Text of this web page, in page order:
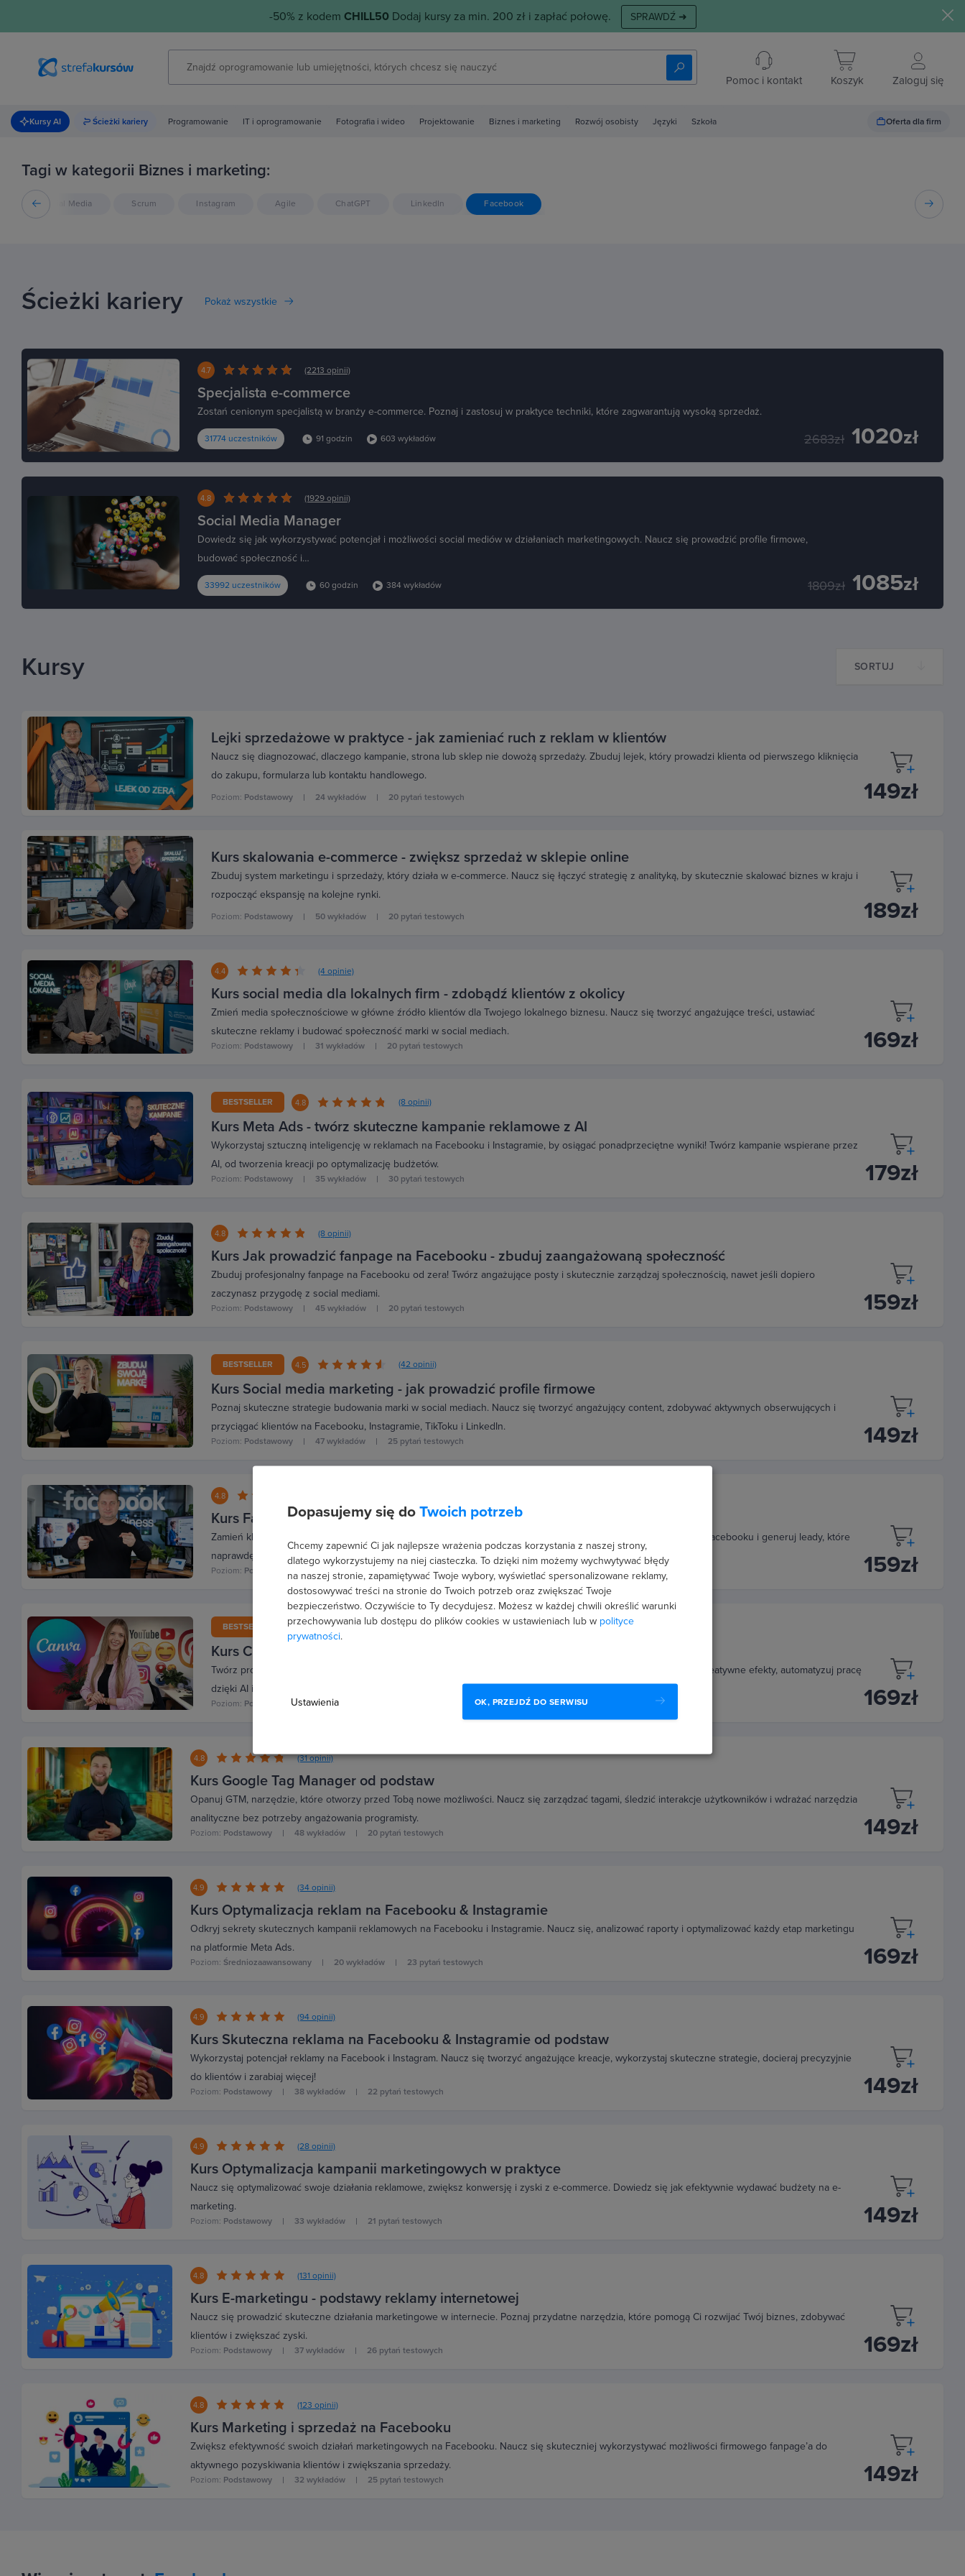
-50% z kodem CHILL50Dodaj kursy za min. 200 zł i zapłać połowę. SPRAWDŹ ➜
Pomoc i kontakt Koszyk Zaloguj się
Kursy AI Ścieżki kariery Programowanie IT i oprogramowanie Fotografia i wideo Projektowanie Biznes i marketing Rozwój osobisty Języki Szkoła Oferta dla firm
Tagi w kategorii Biznes i marketing:
Social Media Scrum Instagram Agile ChatGPT LinkedIn Facebook
Ścieżki kariery Pokaż wszystkie
4.7 (2213 opinii)
Specjalista e-commerce
Zostań cenionym specjalistą w branży e-commerce. Poznaj i zastosuj w praktyce techniki, które zagwarantują wysoką sprzedaż.
31774 uczestników 91 godzin 603 wykładów 2683zł 1020zł
4.8 (1929 opinii)
Social Media Manager
Dowiedz się jak wykorzystywać potencjał i możliwości social mediów w działaniach marketingowych. Naucz się prowadzić profile firmowe,
budować społeczność i…
33992 uczestników 60 godzin 384 wykładów 1809zł 1085zł
Kursy SORTUJ
Lejki sprzedażowe w praktyce - jak zamieniać ruch z reklam w klientów
Naucz się diagnozować, dlaczego kampanie, strona lub sklep nie dowożą sprzedaży. Zbuduj lejek, który prowadzi klienta od pierwszego kliknięcia
do zakupu, formularza lub kontaktu handlowego.
Poziom: Podstawowy 24 wykładów 20 pytań testowych 149zł
Kurs skalowania e-commerce - zwiększ sprzedaż w sklepie online
Zbuduj system marketingu i sprzedaży, który działa w e-commerce. Naucz się łączyć strategię z analityką, by skutecznie skalować biznes w kraju i
rozpocząć ekspansję na kolejne rynki.
Poziom: Podstawowy 50 wykładów 20 pytań testowych 189zł
4.4 (4 opinie)
Kurs social media dla lokalnych firm - zdobądź klientów z okolicy
Zmień media społecznościowe w główne źródło klientów dla Twojego lokalnego biznesu. Naucz się tworzyć angażujące treści, ustawiać
skuteczne reklamy i budować społeczność marki w social mediach.
Poziom: Podstawowy 31 wykładów 20 pytań testowych 169zł
BESTSELLER 4.8 (8 opinii)
Kurs Meta Ads - twórz skuteczne kampanie reklamowe z AI
Wykorzystaj sztuczną inteligencję w reklamach na Facebooku i Instagramie, by osiągać ponadprzeciętne wyniki! Twórz kampanie wspierane przez
AI, od tworzenia kreacji po optymalizację budżetów.
Poziom: Podstawowy 35 wykładów 30 pytań testowych 179zł
4.8 (8 opinii)
Kurs Jak prowadzić fanpage na Facebooku - zbuduj zaangażowaną społeczność
Zbuduj profesjonalny fanpage na Facebooku od zera! Twórz angażujące posty i skutecznie zarządzaj społecznością, nawet jeśli dopiero
zaczynasz przygodę z social mediami.
Poziom: Podstawowy 45 wykładów 20 pytań testowych 159zł
BESTSELLER 4.5 (42 opinii)
Kurs Social media marketing - jak prowadzić profile firmowe
Poznaj skuteczne strategie budowania marki w social mediach. Naucz się tworzyć angażujący content, zdobywać aktywnych obserwujących i
przyciągać klientów na Facebooku, Instagramie, TikToku i LinkedIn.
Poziom: Podstawowy 47 wykładów 25 pytań testowych 149zł
4.8
Kurs Facebook Lead Ads - jak generować jakościowe leady
Zamień kliknięcia w realnych klientów! Naucz się tworzyć skuteczne kampanie z formularzami kontaktowymi na Facebooku i generuj leady, które
naprawdę konwertują.
Poziom: Podstawowy 21 wykładów 28 pytań testowych 159zł
BESTSELLER 4.9 (47 opinii)
Kurs Canva - tworzenie grafik do social mediów
Twórz profesjonalne grafiki na social media w kilka minut bez pomocy grafika! Naucz się obsługi Canvy, stosuj kreatywne efekty, automatyzuj pracę
dzięki AI i projektuj grafiki na dowolne sociale!
Poziom: Podstawowy 36 wykładów 169zł
4.8 (31 opinii)
Kurs Google Tag Manager od podstaw
Opanuj GTM, narzędzie, które otworzy przed Tobą nowe możliwości. Naucz się zarządzać tagami, śledzić interakcje użytkowników i wdrażać narzędzia
analityczne bez potrzeby angażowania programisty.
Poziom: Podstawowy 48 wykładów 20 pytań testowych 149zł
4.9 (34 opinii)
Kurs Optymalizacja reklam na Facebooku & Instagramie
Odkryj sekrety skutecznych kampanii reklamowych na Facebooku i Instagramie. Naucz się, analizować raporty i optymalizować każdy etap marketingu
na platformie Meta Ads.
Poziom: Średniozaawansowany 20 wykładów 23 pytań testowych 169zł
4.9 (94 opinii)
Kurs Skuteczna reklama na Facebooku & Instagramie od podstaw
Wykorzystaj potencjał reklamy na Facebook i Instagram. Naucz się tworzyć angażujące kreacje, wykorzystaj skuteczne strategie, docieraj precyzyjnie
do klientów i zarabiaj więcej!
Poziom: Podstawowy 38 wykładów 22 pytań testowych 149zł
4.9 (28 opinii)
Kurs Optymalizacja kampanii marketingowych w praktyce
Naucz się optymalizować swoje działania reklamowe, zwiększ konwersję i zyski z e-commerce. Dowiedz się jak efektywnie wydawać budżety na e-
marketing.
Poziom: Podstawowy 33 wykładów 21 pytań testowych 149zł
4.8 (131 opinii)
Kurs E-marketingu - podstawy reklamy internetowej
Naucz się prowadzić skuteczne działania marketingowe w internecie. Poznaj przydatne narzędzia, które pomogą Ci rozwijać Twój biznes, zdobywać
klientów i zwiększać zyski.
Poziom: Podstawowy 37 wykładów 26 pytań testowych 169zł
4.8 (123 opinii)
Kurs Marketing i sprzedaż na Facebooku
Zwiększ efektywność swoich działań marketingowych na Facebooku. Naucz się skuteczniej wykorzystywać możliwości firmowego fanpage’a do
aktywnego pozyskiwania klientów i zwiększania sprzedaży.
Poziom: Podstawowy 32 wykładów 25 pytań testowych 149zł
Dopasujemy się do Twoich potrzeb
Chcemy zapewnić Ci jak najlepsze wrażenia podczas korzystania z naszej strony,
dlatego wykorzystujemy na niej ciasteczka. To dzięki nim możemy wychwytywać błędy
na naszej stronie, zapamiętywać Twoje wybory, wyświetlać spersonalizowane reklamy,
dostosowywać treści na stronie do Twoich potrzeb oraz zwiększać Twoje
bezpieczeństwo. Oczywiście to Ty decydujesz. Możesz w każdej chwili określić warunki
przechowywania lub dostępu do plików cookies w ustawieniach lub w polityce
prywatności.
Ustawienia OK, PRZEJDŹ DO SERWISU